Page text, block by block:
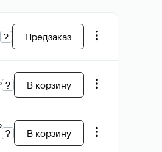
? Предзаказ
? В корзину
? В корзину